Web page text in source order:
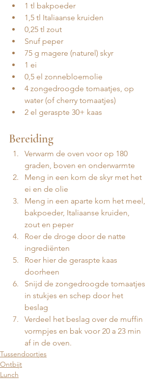
1 tl bakpoeder
1,5 tl Italiaanse kruiden
0,25 tl zout
Snuf peper
75 g magere (naturel) skyr
1 ei
0,5 el zonnebloemolie
4 zongedroogde tomaatjes, op
water (of cherry tomaatjes)
2 el geraspte 30+ kaas
Bereiding
Verwarm de oven voor op 180
graden, boven en onderwarmte
Meng in een kom de skyr met het
ei en de olie
Meng in een aparte kom het meel,
bakpoeder, Italiaanse kruiden,
zout en peper
Roer de droge door de natte
ingrediënten
Roer hier de geraspte kaas
doorheen
Snijd de zongedroogde tomaatjes
in stukjes en schep door het
beslag
Verdeel het beslag over de muffin
vormpjes en bak voor 20 a 23 min
af in de oven.
Tussendoortjes
Ontbijt
Lunch